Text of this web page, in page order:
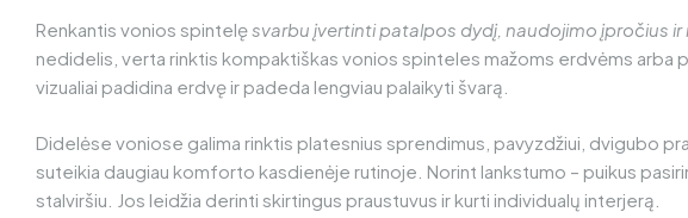
Renkantis vonios spintelęsvarbu įvertinti patalpos dydį, naudojimo įpročius ir
nedidelis, verta rinktis kompaktiškas vonios spinteles mažoms erdvėms arba
vizualiai padidina erdvę ir padeda lengviau palaikyti švarą.
Didelėse voniose galima rinktis platesnius sprendimus, pavyzdžiui, dvigubo
suteikia daugiau komforto kasdienėje rutinoje. Norint lankstumo – puikus
stalviršiu. Jos leidžia derinti skirtingus praustuvus ir kurti individualų interjerą.